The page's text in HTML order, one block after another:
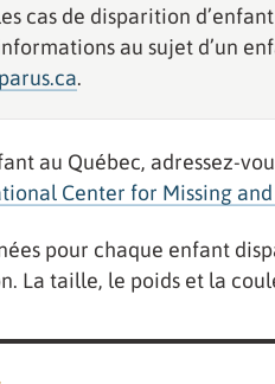
cas de disparition
au sujet d’un
.
au Québec, adressez-
Center for Missing
pour chaque enfant
La taille, le poids et la